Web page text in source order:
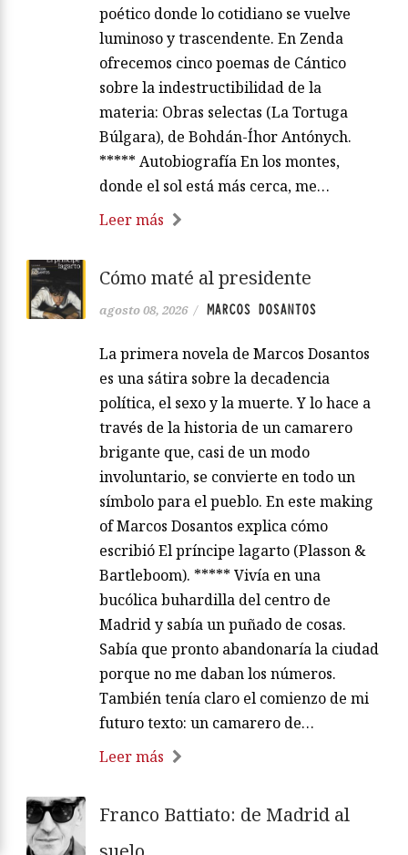
poético donde lo cotidiano se vuelve
luminoso y trascendente. En Zenda
ofrecemos cinco poemas de Cántico
sobre la indestructibilidad de la
materia: Obras selectas (La Tortuga
Búlgara), de Bohdán-Íhor Antónych.
***** Autobiografía En los montes,
donde el sol está más cerca, me…
Leer más
Cómo maté al presidente
agosto 08, 2026 / MARCOS DOSANTOS
La primera novela de Marcos Dosantos
es una sátira sobre la decadencia
política, el sexo y la muerte. Y lo hace a
través de la historia de un camarero
brigante que, casi de un modo
involuntario, se convierte en todo un
símbolo para el pueblo. En este making
of Marcos Dosantos explica cómo
escribió El príncipe lagarto (Plasson &
Bartleboom). ***** Vivía en una
bucólica buhardilla del centro de
Madrid y sabía un puñado de cosas.
Sabía que pronto abandonaría la ciudad
porque no me daban los números.
También tenía claro el comienzo de mi
futuro texto: un camarero de…
Leer más
Franco Battiato: de Madrid al